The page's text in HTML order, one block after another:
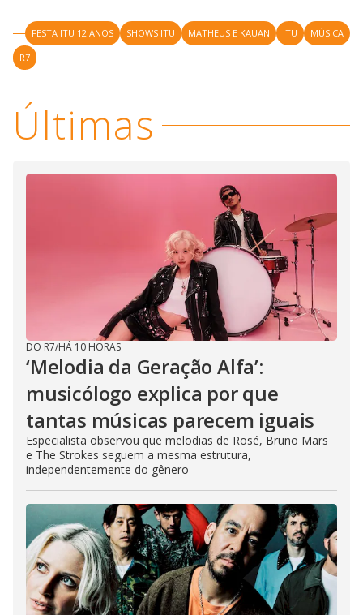
FESTA ITU 12 ANOS SHOWS ITU MATHEUS E KAUAN ITU
MÚSICA
R7
Últimas
DO R7/HÁ 10 HORAS
‘Melodia da Geração Alfa’:
musicólogo explica por que
tantas músicas parecem iguais
Especialista observou que melodias de Rosé, Bruno Mars
e The Strokes seguem a mesma estrutura,
independentemente do gênero